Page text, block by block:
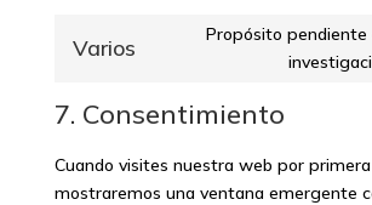
Varios
Propósito pendiente
7. Consentimiento
Cuando visites nuestra web por
mostraremos una ventana emergente